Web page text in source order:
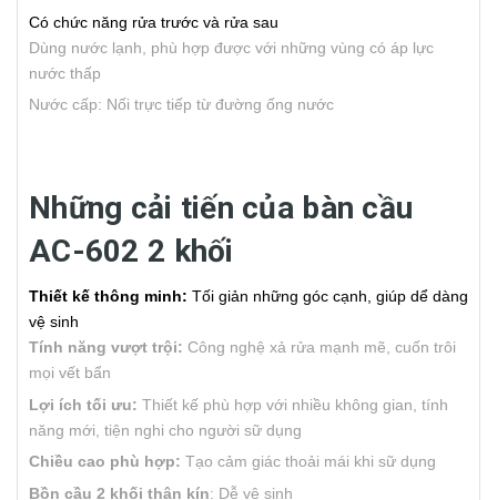
Có chức năng rửa trước và rửa sau
Dùng nước lạnh, phù hợp được với những vùng có áp lực
nước thấp
Nước cấp: Nối trực tiếp từ đường ống nước
Những cải tiến của bàn cầu
AC-602 2 khối
Thiết kế thông minh: Tối giản những góc cạnh, giúp dể dàng
vệ sinh
Tính năng vượt trội: Công nghệ xả rửa mạnh mẽ, cuốn trôi
mọi vết bẩn
Lợi ích tối ưu: Thiết kế phù hợp với nhiều không gian, tính
năng mới, tiện nghi cho người sữ dụng
Chiều cao phù hợp: Tạo cảm giác thoải mái khi sữ dụng
Bồn cầu 2 khối thân kín: Dễ vệ sinh